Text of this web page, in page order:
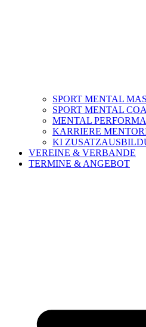
SPORT MENTAL
SPORT MENTAL
MENTAL
KARRIERE
KI
VEREINE & VERBANDE
TERMINE & ANGEBOT